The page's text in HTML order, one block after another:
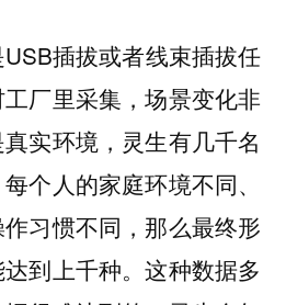
插拔或者线束插拔任
厂里采集，场景变化非
实环境，灵生有几千名
个人的家庭环境不同、
习惯不同，那么最终形
到上千种。这种数据多